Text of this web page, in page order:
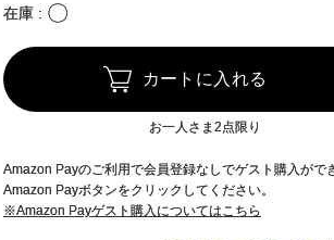
在庫 〇
カートに入れる
お一人さま2点限り
Amazon Payのご利用で会員登録なしでゲスト購入がで
Amazon Payボタンをクリックしてください。
※Amazon Payゲスト購入についてはこちら